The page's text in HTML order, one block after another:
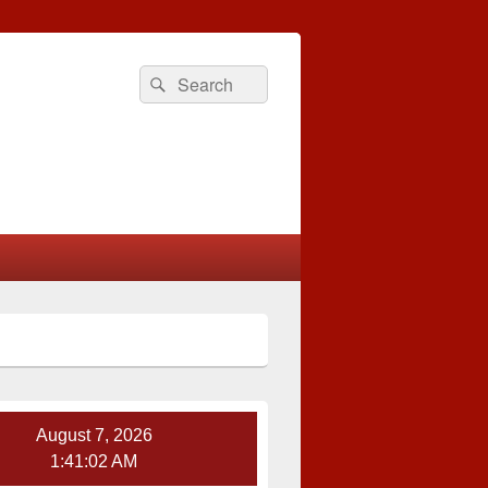
Search
for:
Search
August 7, 2026
1:41:02 AM